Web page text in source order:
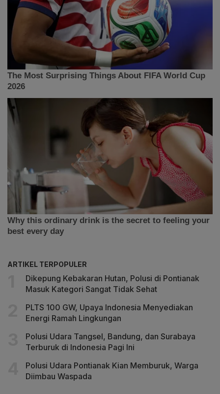
ARTIKEL TERPOPULER
Dikepung Kebakaran Hutan, Polusi di Pontianak
Masuk Kategori Sangat Tidak Sehat
PLTS 100 GW, Upaya Indonesia Menyediakan
Energi Ramah Lingkungan
Polusi Udara Tangsel, Bandung, dan Surabaya
Terburuk di Indonesia Pagi Ini
Polusi Udara Pontianak Kian Memburuk, Warga
Diimbau Waspada